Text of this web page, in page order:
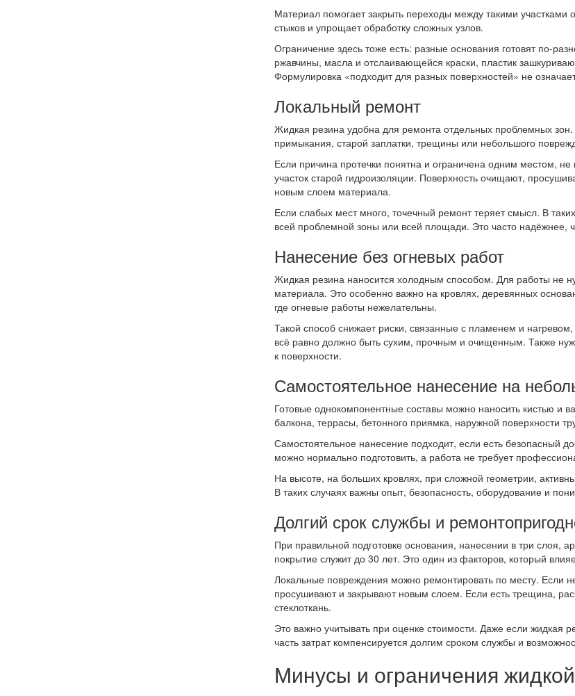
Материал помогает закрыть переходы между такими
стыков и упрощает обработку сложных узлов.
Ограничение здесь тоже есть: разные основания готовят по-
ржавчины, масла и отслаивающейся краски, пластик
Формулировка «подходит для разных поверхностей» не
Локальный ремонт
Жидкая резина удобна для ремонта отдельных проблемных
примыкания, старой заплатки, трещины или небольшого
Если причина протечки понятна и ограничена одним местом,
участок старой гидроизоляции. Поверхность очищают,
новым слоем материала.
Если слабых мест много, точечный ремонт теряет смысл. В
всей проблемной зоны или всей площади. Это часто надёжнее,
Нанесение без огневых работ
Жидкая резина наносится холодным способом. Для работы не
материала. Это особенно важно на кровлях, деревянных
где огневые работы нежелательны.
Такой способ снижает риски, связанные с пламенем и
всё равно должно быть сухим, прочным и очищенным. Также
к поверхности.
Самостоятельное нанесение на
Готовые однокомпонентные составы можно наносить кистью и
балкона, террасы, бетонного приямка, наружной поверхности
Самостоятельное нанесение подходит, если есть безопасный
можно нормально подготовить, а работа не требует
На высоте, на больших кровлях, при сложной геометрии,
В таких случаях важны опыт, безопасность, оборудование и
Долгий срок службы и
При правильной подготовке основания, нанесении в три слоя,
покрытие служит до 30 лет. Это один из факторов, который
Локальные повреждения можно ремонтировать по месту. Если
просушивают и закрывают новым слоем. Если есть трещина,
стеклоткань.
Это важно учитывать при оценке стоимости. Даже если жидкая
часть затрат компенсируется долгим сроком службы и
Минусы и ограничения